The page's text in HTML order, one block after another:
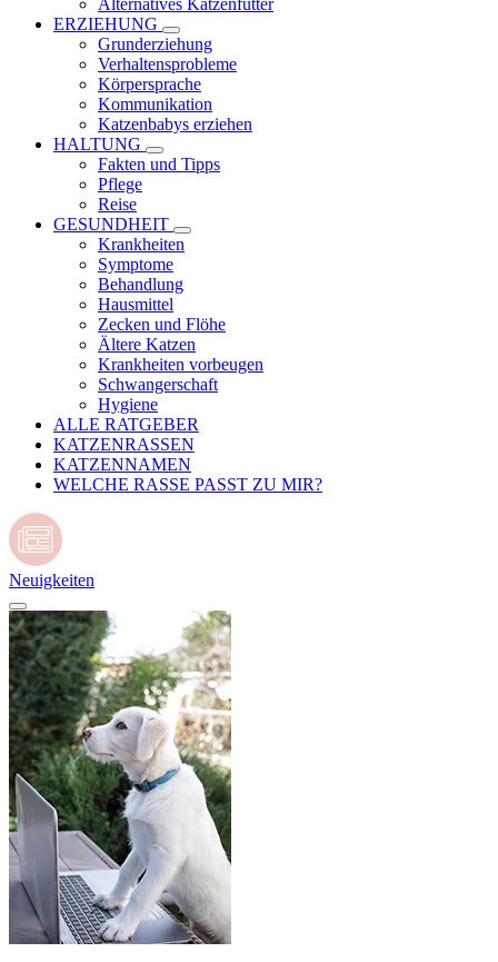
Alternatives Katzenfutter
ERZIEHUNG
Grunderziehung
Verhaltensprobleme
Körpersprache
Kommunikation
Katzenbabys erziehen
HALTUNG
Fakten und Tipps
Pflege
Reise
GESUNDHEIT
Krankheiten
Symptome
Behandlung
Hausmittel
Zecken und Flöhe
Ältere Katzen
Krankheiten vorbeugen
Schwangerschaft
Hygiene
ALLE RATGEBER
KATZENRASSEN
KATZENNAMEN
WELCHE RASSE PASST ZU MIR?
Neuigkeiten